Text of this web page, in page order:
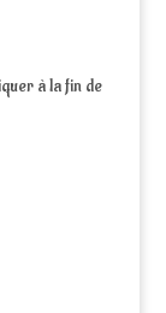
à la fin de